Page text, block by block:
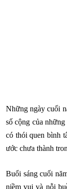
Những ngày cuối
số cộng của
có thói quen bình
ước chưa thành
Buổi sáng cuối
niềm vui và nỗi